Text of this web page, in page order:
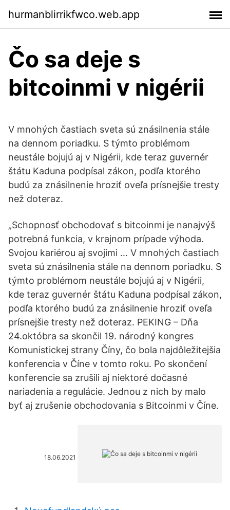
hurmanblirrikfwco.web.app
Čo sa deje s
bitcoinmi v nigérii
V mnohých častiach sveta sú znásilnenia stále
na dennom poriadku. S týmto problémom
neustále bojujú aj v Nigérii, kde teraz guvernér
štátu Kaduna podpísal zákon, podľa ktorého
budú za znásilnenie hroziť oveľa prísnejšie tresty
než doteraz.
„Schopnosť obchodovať s bitcoinmi je nanajvýš
potrebná funkcia, v krajnom prípade výhoda.
Svojou kariérou aj svojimi … V mnohých častiach
sveta sú znásilnenia stále na dennom poriadku. S
týmto problémom neustále bojujú aj v Nigérii,
kde teraz guvernér štátu Kaduna podpísal zákon,
podľa ktorého budú za znásilnenie hroziť oveľa
prísnejšie tresty než doteraz. PEKING – Dňa
24.októbra sa skončil 19. národný kongres
Komunistickej strany Číny, čo bola najdôležitejšia
konferencia v Číne v tomto roku. Po skončení
konferencie sa zrušili aj niektoré dočasné
nariadenia a regulácie. Jednou z nich by malo
byť aj zrušenie obchodovania s Bitcoinmi v Číne.
18.06.2021